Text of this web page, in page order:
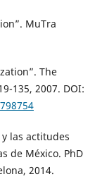
MuTra
The
135, 2007. DOI:
las actitudes
de México. PhD
2014.